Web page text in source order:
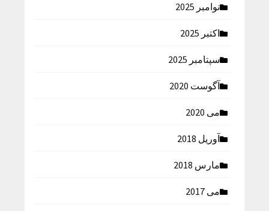
نوامبر 2025
اکتبر 2025
سپتامبر 2025
آگوست 2020
می 2020
آوریل 2018
مارس 2018
می 2017